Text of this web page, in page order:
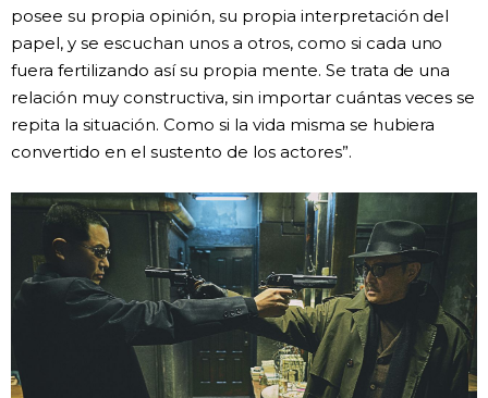
posee su propia opinión, su propia interpretación del
papel, y se escuchan unos a otros, como si cada uno
fuera fertilizando así su propia mente. Se trata de una
relación muy constructiva, sin importar cuántas veces se
repita la situación. Como si la vida misma se hubiera
convertido en el sustento de los actores”.